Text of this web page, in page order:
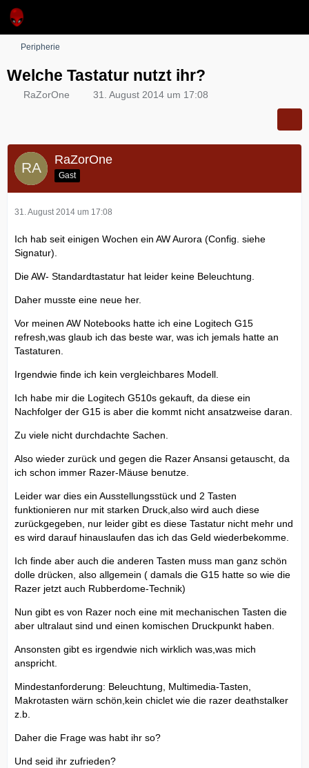
Peripherie
Welche Tastatur nutzt ihr?
RaZorOne 31. August 2014 um 17:08
RaZorOne
Gast
31. August 2014 um 17:08
Ich hab seit einigen Wochen ein AW Aurora (Config. siehe
Signatur).
Die AW- Standardtastatur hat leider keine Beleuchtung.
Daher musste eine neue her.
Vor meinen AW Notebooks hatte ich eine Logitech G15
refresh,was glaub ich das beste war, was ich jemals hatte an
Tastaturen.
Irgendwie finde ich kein vergleichbares Modell.
Ich habe mir die Logitech G510s gekauft, da diese ein
Nachfolger der G15 is aber die kommt nicht ansatzweise daran.
Zu viele nicht durchdachte Sachen.
Also wieder zurück und gegen die Razer Ansansi getauscht, da
ich schon immer Razer-Mäuse benutze.
Leider war dies ein Ausstellungsstück und 2 Tasten
funktionieren nur mit starken Druck,also wird auch diese
zurückgegeben, nur leider gibt es diese Tastatur nicht mehr und
es wird darauf hinauslaufen das ich das Geld wiederbekomme.
Ich finde aber auch die anderen Tasten muss man ganz schön
dolle drücken, also allgemein ( damals die G15 hatte so wie die
Razer jetzt auch Rubberdome-Technik)
Nun gibt es von Razer noch eine mit mechanischen Tasten die
aber ultralaut sind und einen komischen Druckpunkt haben.
Ansonsten gibt es irgendwie nich wirklich was,was mich
anspricht.
Mindestanforderung: Beleuchtung, Multimedia-Tasten,
Makrotasten wärn schön,kein chiclet wie die razer deathstalker
z.b.
Daher die Frage was habt ihr so?
Und seid ihr zufrieden?